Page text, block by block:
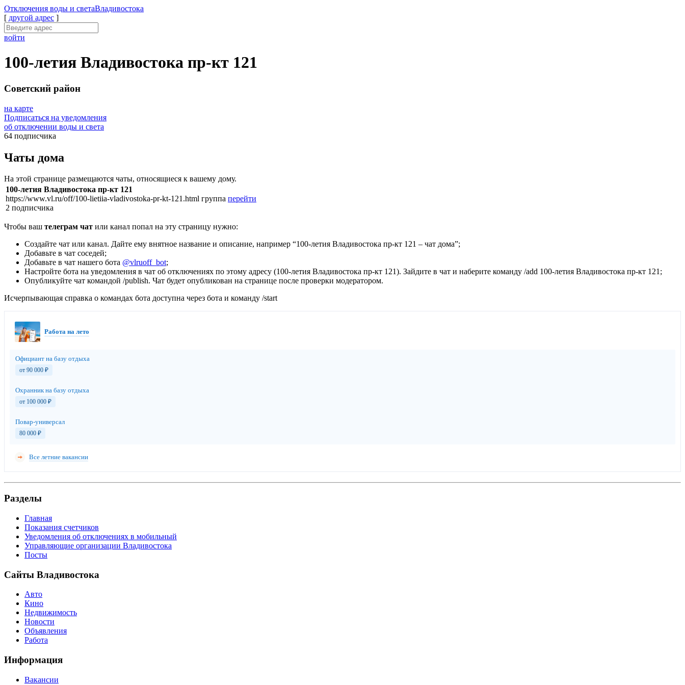
Отключения воды и светаВладивостока
[ другой адрес ]
войти
100-летия Владивостока пр-кт 121
Советский район
на карте
Подписаться на уведомления
об отключении воды и света
64 подписчика
Чаты дома
На этой странице размещаются чаты, относящиеся к вашему дому.
100-летия Владивостока пр-кт 121
https://www.vl.ru/off/100-lietiia-vladivostoka-pr-kt-121.html
2 подписчика
группа перейти
Чтобы ваш телеграм чат или канал попал на эту страницу нужно:
Создайте чат или канал. Дайте ему внятное название и описание, например “100-летия Владивостока пр-кт 121 – чат дома”;
Добавьте в чат соседей;
Добавьте в чат нашего бота @vlruoff_bot;
Настройте бота на уведомления в чат об отключениях по этому адресу (100-летия Владивостока пр-кт 121). Зайдите в чат и наберите команду /add 100-летия Владивостока пр-кт 121;
Опубликуйте чат командой /publish. Чат будет опубликован на странице после проверки модератором.
Исчерпывающая справка о командах бота доступна через бота и команду /start
Работа на лето
Официант на базу отдыха
от 90 000 ₽
Охранник на базу отдыха
от 100 000 ₽
Повар-универсал
80 000 ₽
Все летние вакансии
Разделы
Главная
Показания счетчиков
Уведомления об отключениях в мобильный
Управляющие организации Владивостока
Посты
Сайты Владивостока
Авто
Кино
Недвижимость
Новости
Объявления
Работа
Информация
Вакансии